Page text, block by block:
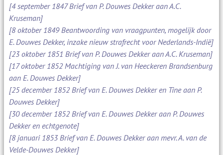
[4 september 1847 Brief van P. Douwes Dekker aan A.C.
Kruseman]
[8 oktober 1849 Beantwoording van vraagpunten, mogelijk door
E. Douwes Dekker, inzake nieuw strafrecht voor Nederlands-Indië]
[23 oktober 1851 Brief van P. Douwes Dekker aan A.C. Kruseman]
[17 oktober 1852 Machtiging van J. van Heeckeren Brandsenburg
aan E. Douwes Dekker]
[25 december 1852 Brief van E. Douwes Dekker en Tine aan P.
Douwes Dekker]
[30 december 1852 Brief van E. Douwes Dekker aan P. Douwes
Dekker en echtgenote]
[8 januari 1853 Brief van E. Douwes Dekker aan mevr. A. van de
Velde-Douwes Dekker]